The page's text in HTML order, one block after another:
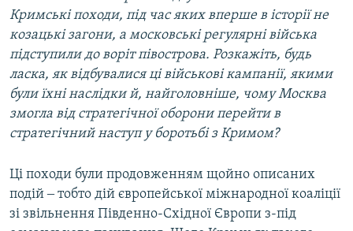
Кримські походи, під час яких вперше в історії не
козацькі загони, а московські регулярні війська
підступили до воріт півострова. Розкажіть, будь
ласка, як відбувалися ці військові кампанії, якими
були їхні наслідки й, найголовніше, чому Москва
змогла від стратегічної оборони перейти в
стратегічний наступ у боротьбі з Кримом?
Ці походи були продовженням щойно описаних
подій ‒ тобто дій європейської міжнародної коаліції
зі звільнення Південно-Східної Європи з-під